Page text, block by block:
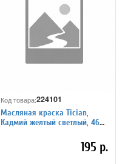
Код товара:224101
Масляная краска Tician,
Кадмий желтый светлый, 46
195 р.